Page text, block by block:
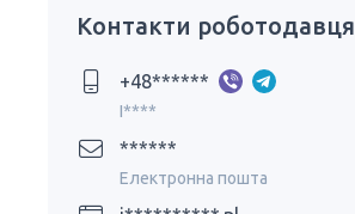
Контакти роботодавця
+48******
I****
******
Електронна пошта